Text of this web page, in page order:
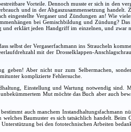
Vorteile. Dennoch musste er sich in den
und in der Abgaszusammensetzung
eingestellte Vergaser und Zündungen an! Wie
bei Gemischbildung und Zündung?
und erklärt jeden Handgriff im einzelnen, und
selbst der Vergaserfachmann ins Straucheln
mit der Drosselklappen-
geben! Aber nicht nur zum Selbermachen,
komplizierte Fehlersuche.
Einstellung und Wartung notwendig sind.
Mut möchte das Buch aber auch
auch manchem Instandhaltungsfachmann
welches Baumuster es sich tatsächlich handelt.
bei den fototechnischen Arbeiten